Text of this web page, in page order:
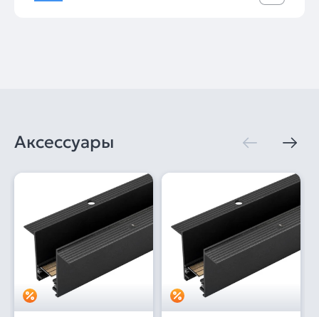
Аксессуары